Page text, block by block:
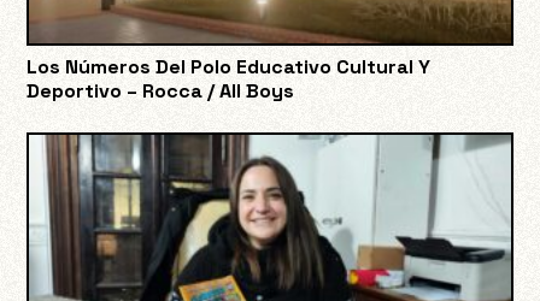
Los Números Del Polo Educativo Cultural Y
Deportivo – Rocca / All Boys